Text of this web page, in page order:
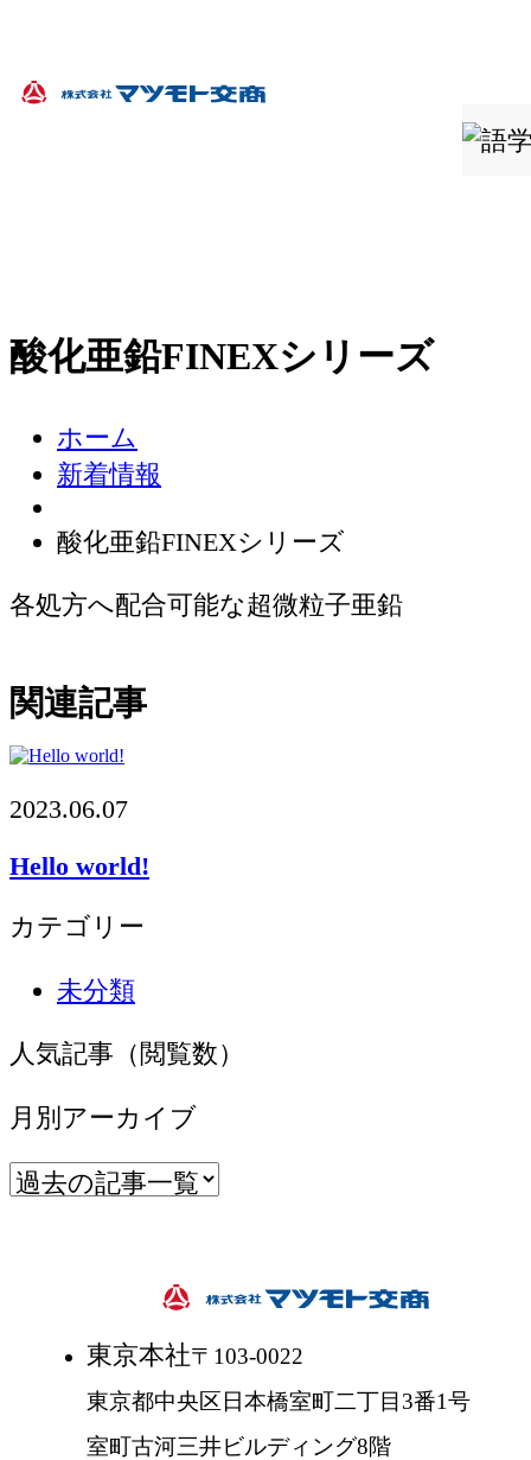
酸化亜鉛FINEXシリーズ
ホーム
新着情報
酸化亜鉛FINEXシリーズ
各処方へ配合可能な超微粒子亜鉛
関連記事
2023.06.07
Hello world!
カテゴリー
未分類
人気記事（閲覧数）
月別アーカイブ
東京本社〒103-0022
東京都中央区日本橋室町二丁目3番1号
室町古河三井ビルディング8階